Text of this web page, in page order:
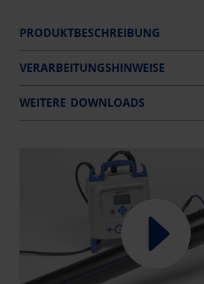
PRODUKTBESCHREIBUNG
VERARBEITUNGSHINWEISE
WEITERE DOWNLOADS